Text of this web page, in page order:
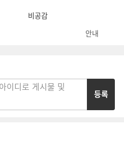
비공감
안내
등록